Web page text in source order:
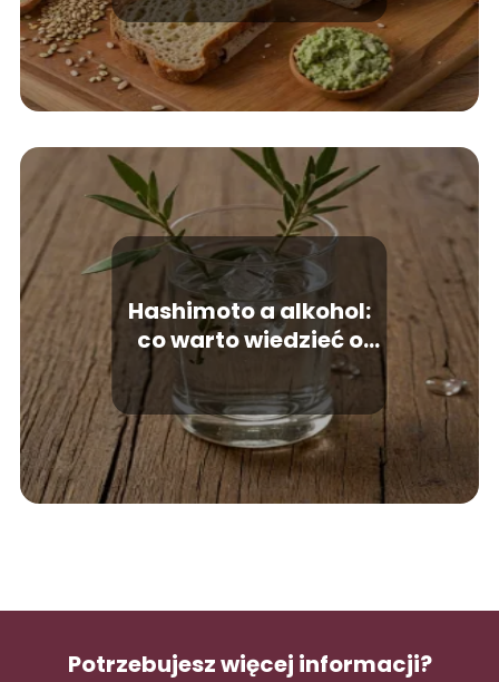
Hashimoto a alkohol:
co warto wiedzieć o
wpływie alkoholu na
tarczycę?
Potrzebujesz więcej informacji?